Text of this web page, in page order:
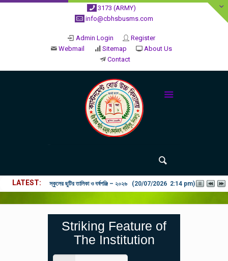
3173 (ARMY)
info@cbhsbusms.com
Admin Login
Register
Webmail
Sitemap
About Us
Contact
LATEST স্কুলের ছুটির তালিকা ও বর্ষপঞ্জি – ২০২৬ (20/07/2026 2:14 pm)
Striking Feature of
The Institution